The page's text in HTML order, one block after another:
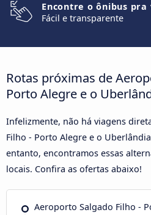
Encontre o ônibus pra
Fácil e transparente
Rotas próximas de
Porto Alegre e o
Infelizmente, não há viagens
Filho - Porto Alegre e o
entanto, encontramos essas
locais. Confira as ofertas abaixo!
Aeroporto Salgado Filho -